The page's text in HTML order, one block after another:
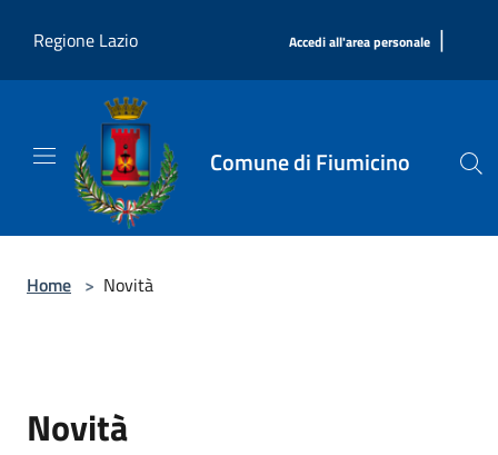
Regione Lazio
Accedi all'area personale |
Comune di Fiumicino
Home > Novità
Novità